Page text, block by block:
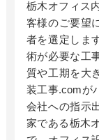
栃木オフィス
客様のご要望
者を選定しま
術が必要な工
質や工期を大
装工事.comが
会社への指示
家である栃木